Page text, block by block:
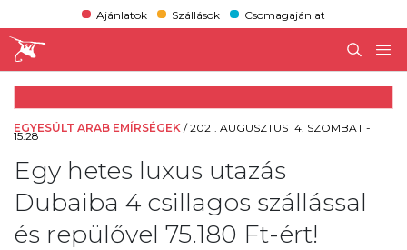
Ajánlatok Szállások Csomagajánlat
EGYESÜLT ARAB EMÍRSÉGEK /2021. AUGUSZTUS 14. SZOMBAT -
15:28
Egy hetes luxus utazás
Dubaiba 4 csillagos szállással
és repülővel 75.180 Ft-ért!